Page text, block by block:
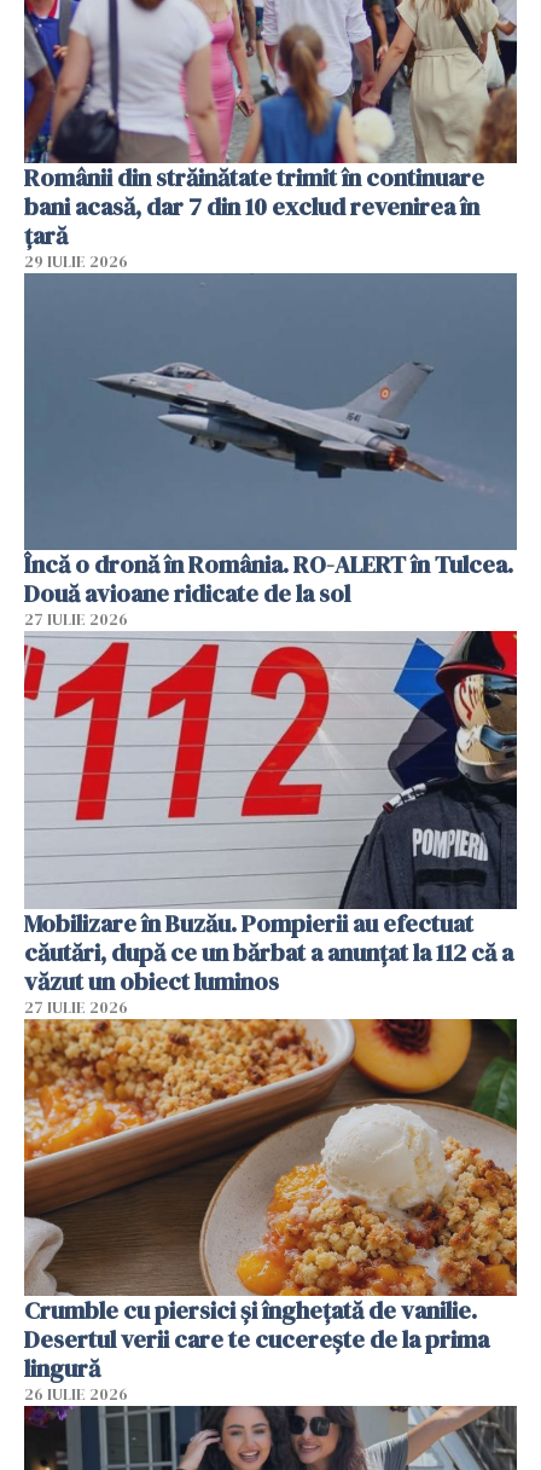
Românii din străinătate trimit în continuare
bani acasă, dar 7 din 10 exclud revenirea în
țară
29 IULIE 2026
Încă o dronă în România. RO-ALERT în Tulcea.
Două avioane ridicate de la sol
27 IULIE 2026
Mobilizare în Buzău. Pompierii au efectuat
căutări, după ce un bărbat a anunțat la 112 că a
văzut un obiect luminos
27 IULIE 2026
Crumble cu piersici și înghețată de vanilie.
Desertul verii care te cucerește de la prima
lingură
26 IULIE 2026